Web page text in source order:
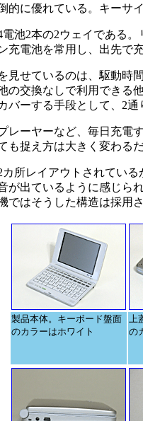
に優れている。キーサ
池2本の2ウェイである
充電池を常用し、出先で
せているのは、駆動時
の交換なしで利用でき
バーする手段として、2通
ーヤーなど、毎日充電
も捉え方は大きく変わるだ
所レイアウトされてい
が出ているように感じら
はそうした構造は採用さ
製品本体。キーボード盤面
のカラーはホワイト
上
の